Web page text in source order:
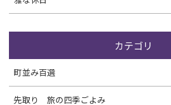
カテゴリ
町並み百選
先取り 旅の四季ごよみ